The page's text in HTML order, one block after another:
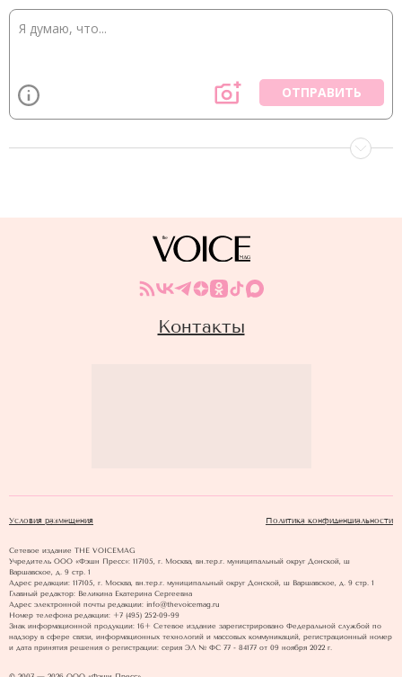
ОТПРАВИТЬ
Контакты
Условия размещения Политика конфиденциальности
Сетевое издание THE VOICEMAG
Учредитель ООО «Фэшн Пресс»: 117105, г. Москва, вн.тер.г. муниципальный округ Донской, ш
Варшавское, д. 9 стр. 1
Адрес редакции: 117105, г. Москва, вн.тер.г. муниципальный округ Донской, ш Варшавское, д. 9 стр. 1
Главный редактор: Великина Екатерина Сергеевна
Адрес электронной почты редакции: info@thevoicemag.ru
Номер телефона редакции: +7 (495) 252-09-99
Знак информационной продукции: 16+ Cетевое издание зарегистрировано Федеральной службой по
надзору в сфере связи, информационных технологий и массовых коммуникаций, регистрационный номер
и дата принятия решения о регистрации: серия ЭЛ № ФС 77 - 84177 от 09 ноября 2022 г.